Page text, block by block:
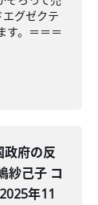
エグゼクテ
す。＝＝＝
政府の反
紗己子 コ
年11